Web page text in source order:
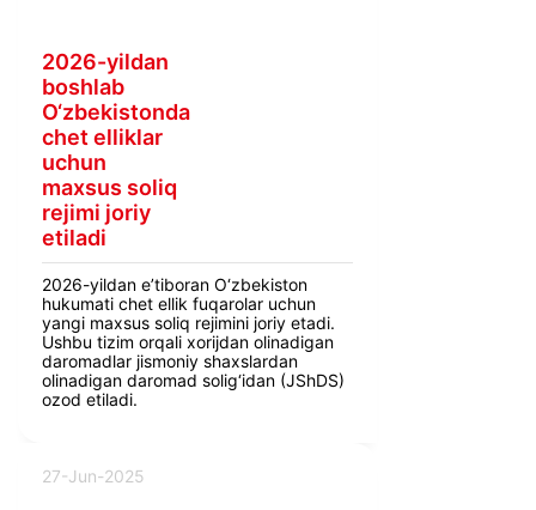
2026-yildan
boshlab
O‘zbekistonda
chet elliklar
uchun
maxsus soliq
rejimi joriy
etiladi
2026-yildan e’tiboran O‘zbekiston
hukumati chet ellik fuqarolar uchun
yangi maxsus soliq rejimini joriy etadi.
Ushbu tizim orqali xorijdan olinadigan
daromadlar jismoniy shaxslardan
olinadigan daromad solig‘idan (JShDS)
ozod etiladi.
27-Jun-2025